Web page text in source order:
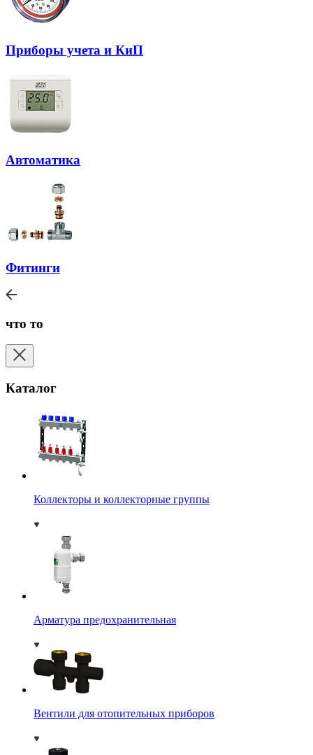
Приборы учета и КиП
Автоматика
Фитинги
что то
Каталог
Коллекторы и коллекторные группы
Арматура предохранительная
Вентили для отопительных приборов